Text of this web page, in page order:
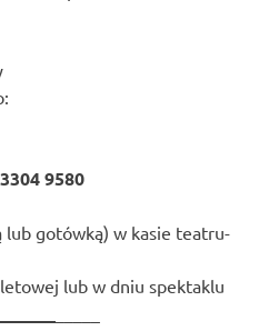
9580
gotówką) w kasie teatru-
lub w dniu spektaklu